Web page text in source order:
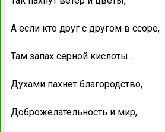
А если кто друг с другом в ссоре,
Там запах серной кислоты…
Духами пахнет благородство,
Доброжелательность и мир,